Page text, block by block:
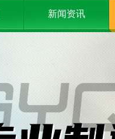
新闻资讯